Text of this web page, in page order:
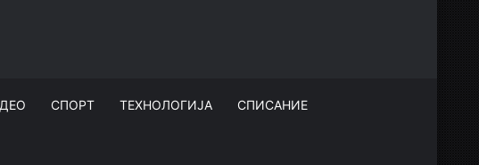
СПОРТ ТЕХНОЛОГИЈА СПИСАНИЕ